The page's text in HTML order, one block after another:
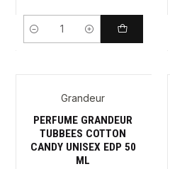
Cantidad
Grandeur
PERFUME GRANDEUR
TUBBEES COTTON
CANDY UNISEX EDP 50
ML